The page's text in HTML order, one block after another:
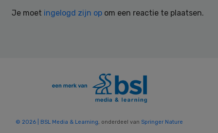
Je moet ingelogd zijn op om een reactie te plaatsen.
© 2026 | BSL Media & Learning, onderdeel van Springer Nature